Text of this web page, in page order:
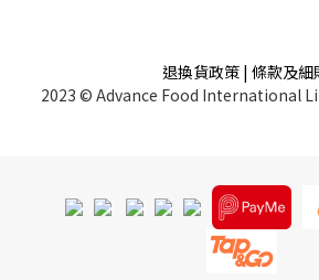
退換貨政策 | 條款及細
2023 © Advance Food International